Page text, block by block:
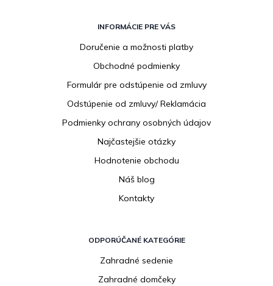
INFORMÁCIE PRE VÁS
Doručenie a možnosti platby
Obchodné podmienky
Formulár pre odstúpenie od zmluvy
Odstúpenie od zmluvy/ Reklamácia
Podmienky ochrany osobných údajov
Najčastejšie otázky
Hodnotenie obchodu
Náš blog
Kontakty
ODPORÚČANÉ KATEGÓRIE
Zahradné sedenie
Zahradné domčeky